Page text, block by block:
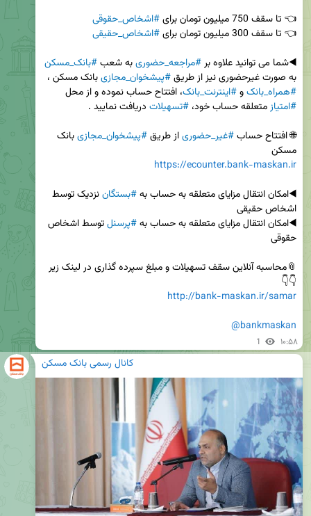
👈 تا سقف 750 میلیون تومان برای
#اشخاص_حقوقی
👈 تا سقف 300 میلیون تومان برای
#اشخاص_حقیقی
◀️شما می توانید علاوه بر #مراجعه_حضوری به شعب #بانک_مسکن
به صورت غیرحضوری نیز از طریق #پیشخوان_مجازی بانک مسکن ،
#همراه_بانک و #اینترنت_بانک، افتتاح حساب نموده و از محل
#امتیاز متعلقه حساب خود، #تسهیلات
🌐 افتتاح حساب #غیر_حضوری از طریق #پیشخوان_مجازی
مسکن
https://ecounter.bank-maskan.ir
◀️امکان انتقال مزایای متعلقه به حساب به #بستگان
◀️امکان انتقال مزایای متعلقه به حساب به #پرسنل
👇👇
http://bank-maskan.ir/samar
@bankmaskan
1 ۱۰:۵۸
کانال رسمی بانک مسکن